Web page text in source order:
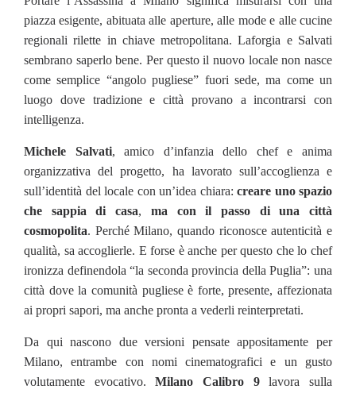
piazza esigente, abituata alle aperture, alle mode e alle cucine
regionali rilette in chiave metropolitana. Laforgia e Salvati
sembrano saperlo bene. Per questo il nuovo locale non nasce
come semplice “angolo pugliese” fuori sede, ma come un
luogo dove tradizione e città provano a incontrarsi con
intelligenza.
Michele Salvati, amico d’infanzia dello chef e anima
organizzativa del progetto, ha lavorato sull’accoglienza e
sull’identità del locale con un’idea chiara: creare uno spazio
che sappia di casa, ma con il passo di una città
cosmopolita. Perché Milano, quando riconosce autenticità e
qualità, sa accoglierle. E forse è anche per questo che lo chef
ironizza definendola “la seconda provincia della Puglia”: una
città dove la comunità pugliese è forte, presente, affezionata
ai propri sapori, ma anche pronta a vederli reinterpretati.
Da qui nascono due versioni pensate appositamente per
Milano, entrambe con nomi cinematografici e un gusto
volutamente evocativo.Milano Calibro 9lavora sulla